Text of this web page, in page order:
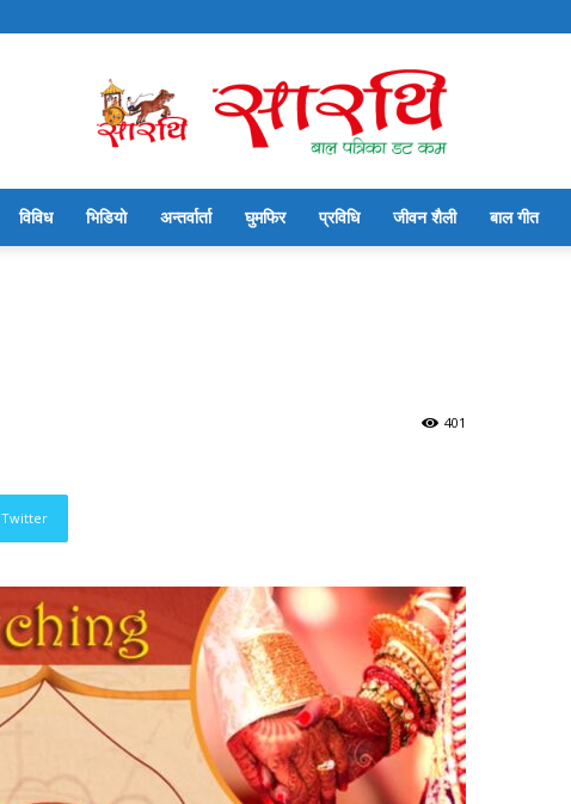
विविध भिडियो अन्तर्वार्ता घुमफिर प्रविधि जीवन शैली बाल गीत
401
Twitter